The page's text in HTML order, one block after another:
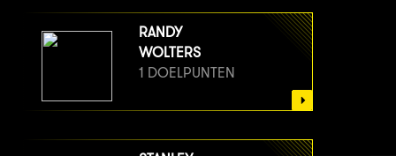
RANDY
WOLTERS
1 DOELPUNTEN